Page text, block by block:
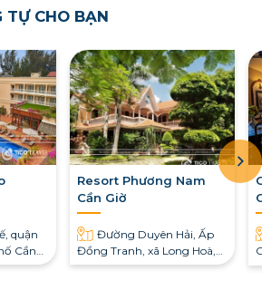
TỰ CHO BẠN
quận
Cần
Resort Phương Nam
Cần Giờ
Đường Duyên Hải, Ấp
Đồng Tranh, xã Long Hoà,
huyện Cần Giờ